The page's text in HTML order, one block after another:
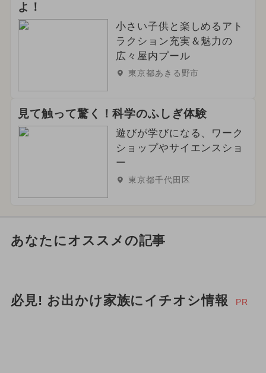
よ！
小さい子供と楽しめるアト
ラクション充実＆魅力の
広々屋内プール
東京都あきる野市
見て触って驚く！科学のふしぎ体験
遊びが学びになる、ワーク
ショップやサイエンスショ
ー
東京都千代田区
あなたにオススメの記事
必見! お出かけ家族にイチオシ情報 PR